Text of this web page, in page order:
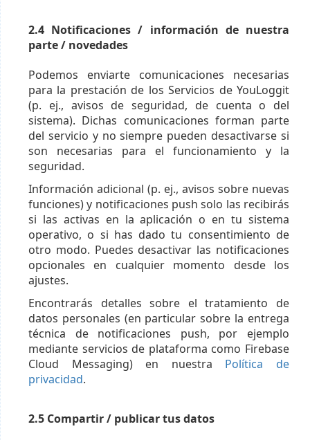
2.4 Notificaciones / información de nuestra
parte / novedades
Podemos enviarte comunicaciones necesarias
para la prestación de los Servicios de YouLoggit
(p. ej., avisos de seguridad, de cuenta o del
sistema). Dichas comunicaciones forman parte
del servicio y no siempre pueden desactivarse si
son necesarias para el funcionamiento y la
seguridad.
Información adicional (p. ej., avisos sobre nuevas
funciones) y notificaciones push solo las recibirás
si las activas en la aplicación o en tu sistema
operativo, o si has dado tu consentimiento de
otro modo. Puedes desactivar las notificaciones
opcionales en cualquier momento desde los
ajustes.
Encontrarás detalles sobre el tratamiento de
datos personales (en particular sobre la entrega
técnica de notificaciones push, por ejemplo
mediante servicios de plataforma como Firebase
Cloud Messaging) en nuestra Política de
privacidad.
2.5 Compartir / publicar tus datos